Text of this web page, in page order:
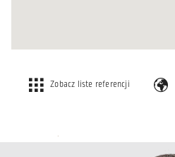
Zobacz liste referencji